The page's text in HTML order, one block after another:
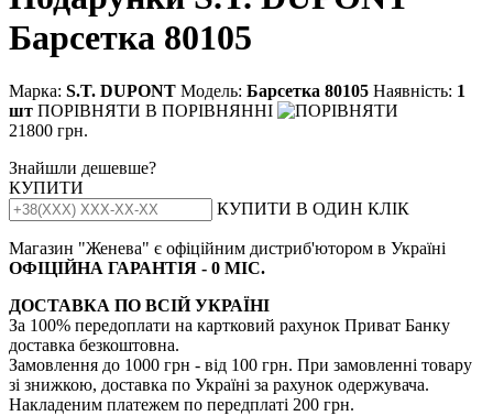
Барсетка 80105
Марка: S.T. DUPONT Модель: Барсетка 80105 Наявність: 1
шт ПОРІВНЯТИ В ПОРІВНЯННІ
21800 грн.
Знайшли дешевше?
КУПИТИ
КУПИТИ В ОДИН КЛІК
Магазин "Женева" є офіційним дистриб'ютором в Україні
ОФІЦІЙНА ГАРАНТІЯ - 0 МІС.
ДОСТАВКА ПО ВСІЙ УКРАЇНІ
За 100% передоплати на картковий рахунок Приват Банку
доставка безкоштовна.
Замовлення до 1000 грн - від 100 грн. При замовленні товару
зі знижкою, доставка по Україні за рахунок одержувача.
Накладеним платежем по передплаті 200 грн.